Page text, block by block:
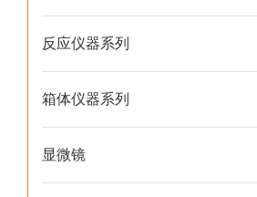
反应仪器系列
箱体仪器系列
显微镜